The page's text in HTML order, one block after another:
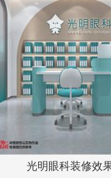
光明眼科装修效